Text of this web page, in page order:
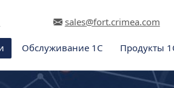
sales@fort.crimea.com
Обслуживание 1С Продукты